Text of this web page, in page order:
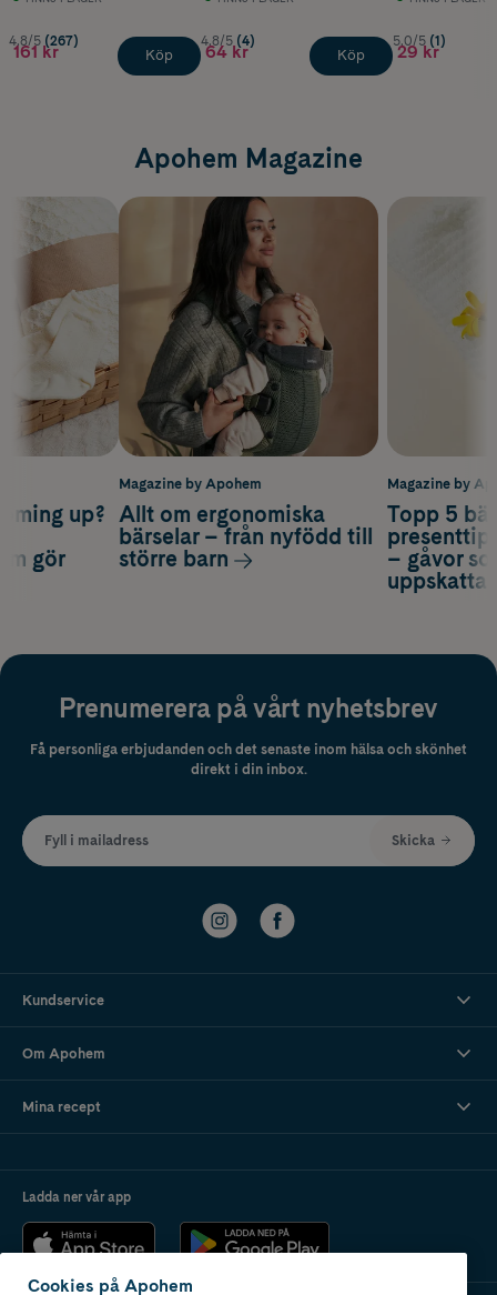
4.8/5 (267)
161 kr Köp
4.8/5 (4)
64 kr Köp
5.0/5 (1)
29 kr
Apohem Magazine
Magazine by
Topp 5
– gåvor
up?
gör
Magazine by Apohem
Allt om ergonomiska
bärselar – från nyfödd till
större barn
Prenumerera på vårt nyhetsbrev
Få personliga erbjudanden och det senaste inom hälsa och skönhet
direkt i din inbox.
Fyll i mailadress Skicka
Kundservice
Om Apohem
Mina recept
Ladda ner vår app
Cookies på Apohem